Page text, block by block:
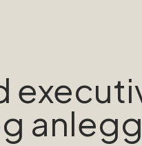
anlegg